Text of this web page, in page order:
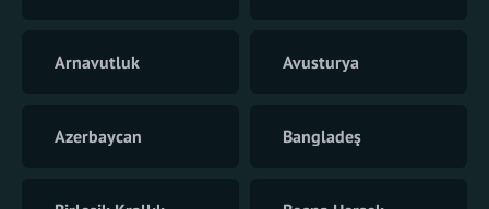
Arnavutluk Avusturya
Azerbaycan Bangladeş